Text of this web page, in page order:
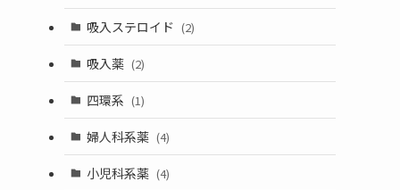
吸入ステロイド (2)
吸入薬 (2)
四環系 (1)
婦人科系薬 (4)
小児科系薬 (4)